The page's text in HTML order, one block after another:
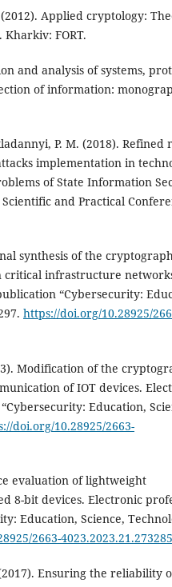
Applied cryptology:
FORT.
and analysis of systems,
of information:
P. M. (2018). Refined
implementation in
of State Information
and Practical
synthesis of the
critical infrastructure
“Cybersecurity:
https://doi.org/10.28925/
Modification of the
of IOT devices.
Education,
doi.org/10.28925/2663-
evaluation of lightweight
8-bit devices. Electronic
Education, Science,
2663-4023.2023.21.273285
Ensuring the reliability